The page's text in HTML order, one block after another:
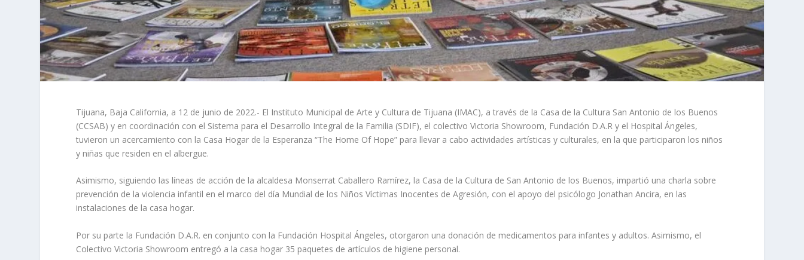
Tijuana, Baja California, a 12 de junio de 2022.- El Instituto Municipal de Arte y Cultura de Tijuana (IMAC), a través de la Casa de la Cultura San Antonio de los Buenos
(CCSAB) y en coordinación con el Sistema para el Desarrollo Integral de la Familia (SDIF), el colectivo Victoria Showroom, Fundación D.A.R y el Hospital Ángeles,
tuvieron un acercamiento con la Casa Hogar de la Esperanza “The Home Of Hope” para llevar a cabo actividades artísticas y culturales, en la que participaron los niños
y niñas que residen en el albergue.
Asimismo, siguiendo las líneas de acción de la alcaldesa Monserrat Caballero Ramírez, la Casa de la Cultura de San Antonio de los Buenos, impartió una charla sobre
prevención de la violencia infantil en el marco del día Mundial de los Niños Víctimas Inocentes de Agresión, con el apoyo del psicólogo Jonathan Ancira, en las
instalaciones de la casa hogar.
Por su parte la Fundación D.A.R. en conjunto con la Fundación Hospital Ángeles, otorgaron una donación de medicamentos para infantes y adultos. Asimismo, el
Colectivo Victoria Showroom entregó a la casa hogar 35 paquetes de artículos de higiene personal.